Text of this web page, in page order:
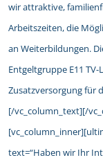
wir attraktive,
Arbeitszeiten, die
an Weiterbildungen.
Entgeltgruppe E11
Zusatzversorgung für
[/vc_column_text][/
text=“Haben wir Ihr